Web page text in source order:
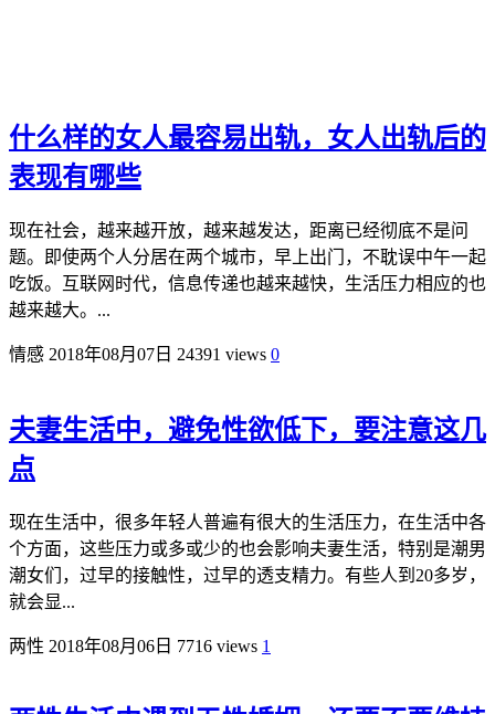
什么样的女人最容易出轨，女人出轨后的
表现有哪些
现在社会，越来越开放，越来越发达，距离已经彻底不是问
题。即使两个人分居在两个城市，早上出门，不耽误中午一起
吃饭。互联网时代，信息传递也越来越快，生活压力相应的也
越来越大。...
情感 2018年08月07日 24391 views 0
夫妻生活中，避免性欲低下，要注意这几
点
现在生活中，很多年轻人普遍有很大的生活压力，在生活中各
个方面，这些压力或多或少的也会影响夫妻生活，特别是潮男
潮女们，过早的接触性，过早的透支精力。有些人到20多岁，
就会显...
两性 2018年08月06日 7716 views 1